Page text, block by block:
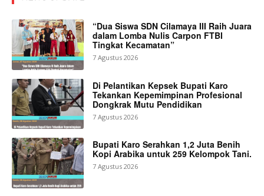
“Dua Siswa SDN Cilamaya III Raih Juara
dalam Lomba Nulis Carpon FTBI
Tingkat Kecamatan”
7 Agustus 2026
Di Pelantikan Kepsek Bupati Karo
Tekankan Kepemimpinan Profesional
Dongkrak Mutu Pendidikan
7 Agustus 2026
Bupati Karo Serahkan 1,2 Juta Benih
Kopi Arabika untuk 259 Kelompok Tani.
7 Agustus 2026